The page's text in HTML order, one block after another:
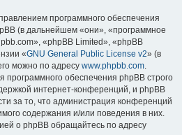
программного обеспечения
(в дальнейшем «они», «программное
«phpBB Limited», «phpBB
«GNU General Public License v2» (в
можно по адресу www.phpbb.com.
программного обеспечения phpBB строго
интернет-конференций, и phpBB
за то, что администрация конференций
содержания и/или поведения в них.
о phpBB обращайтесь по адресу